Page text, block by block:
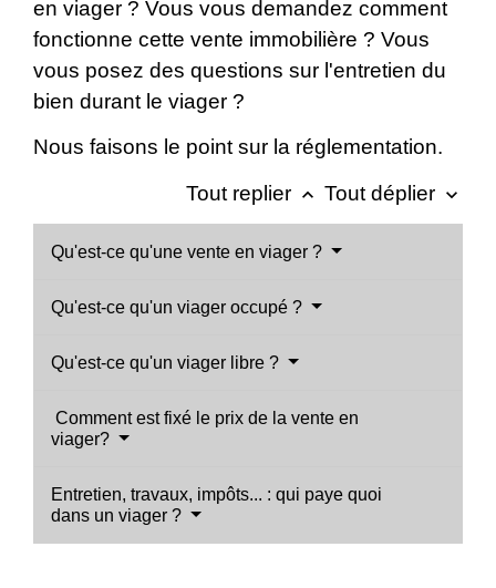
en viager ? Vous vous demandez comment
fonctionne cette vente immobilière ? Vous
vous posez des questions sur l'entretien du
bien durant le viager ?
Nous faisons le point sur la réglementation.
Tout replier keyboard_arrow_up Tout déplier keyboard_arrow_down
Qu'est-ce qu'une vente en viager ?
Qu'est-ce qu'un viager occupé ?
Qu'est-ce qu'un viager libre ?
Comment est fixé le prix de la vente en
viager?
Entretien, travaux, impôts... : qui paye quoi
dans un viager ?